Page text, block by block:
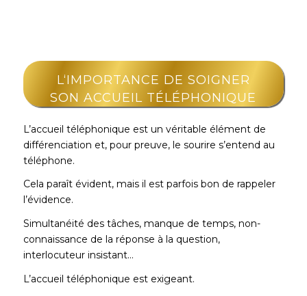
L‘IMPORTANCE DE SOIGNER
SON ACCUEIL TÉLÉPHONIQUE
L’accueil téléphonique est un véritable élément de
différenciation et, pour preuve, le sourire s’entend au
téléphone.
Cela paraît évident, mais il est parfois bon de rappeler
l’évidence.
Simultanéité des tâches, manque de temps, non-
connaissance de la réponse à la question,
interlocuteur insistant…
L’accueil téléphonique est exigeant.